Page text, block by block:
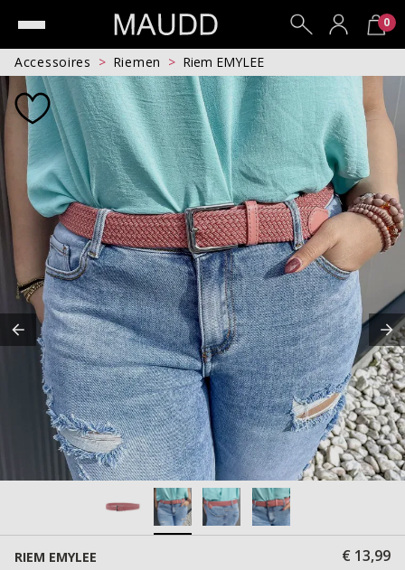
0
Accessoires Riemen Riem EMYLEE
RIEM EMYLEE
€ 13,99